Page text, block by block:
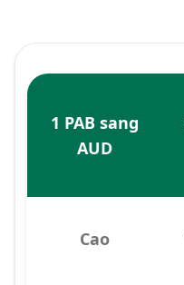
1 PAB sang
AUD
Cao